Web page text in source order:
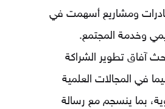
ومشاريع أسهمت في
وخدمة المجتمع.
آفاق تطوير الشراكة
في المجالات العلمية
بما ينسجم مع رسالة